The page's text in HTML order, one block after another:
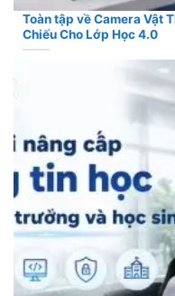
Toàn tập về Camera Vật
Chiếu Cho Lớp Học 4.0